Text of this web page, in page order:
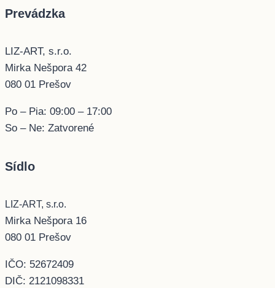
Prevádzka
LIZ-ART, s.r.o.
Mirka Nešpora 42
080 01 Prešov
Po – Pia: 09:00 – 17:00
So – Ne: Zatvorené
Sídlo
LIZ-ART, s.r.o.
Mirka Nešpora 16
080 01 Prešov
IČO: 52672409
DIČ: 2121098331